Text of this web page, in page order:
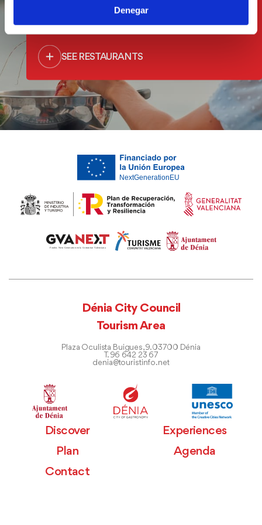
Denegar
SEE RESTAURANTS
Dénia City Council
Tourism Area
Plaza Oculista Buigues, 9. 03700 Dénia
T. 96 642 23 67
denia@touristinfo.net
Discover
Experiences
Plan
Agenda
Contact